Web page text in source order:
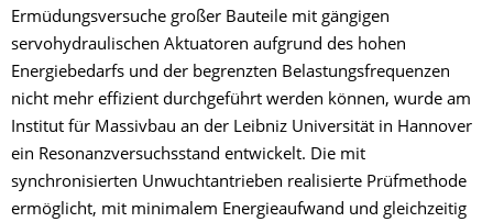
Ermüdungsversuche großer Bauteile mit gängigen
servohydraulischen Aktuatoren aufgrund des hohen
Energiebedarfs und der begrenzten Belastungsfrequenzen
nicht mehr effizient durchgeführt werden können, wurde am
Institut für Massivbau an der Leibniz Universität in Hannover
ein Resonanzversuchsstand entwickelt. Die mit
synchronisierten Unwuchtantrieben realisierte Prüfmethode
ermöglicht, mit minimalem Energieaufwand und gleichzeitig